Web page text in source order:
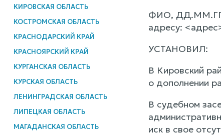
КИРОВСКАЯ ОБЛАСТЬ
КОСТРОМСКАЯ ОБЛАСТЬ
КРАСНОДАРСКИЙ КРАЙ
КРАСНОЯРСКИЙ КРАЙ
КУРГАНСКАЯ ОБЛАСТЬ
КУРСКАЯ ОБЛАСТЬ
ЛЕНИНГРАДСКАЯ ОБЛАСТЬ
ЛИПЕЦКАЯ ОБЛАСТЬ
МАГАДАНСКАЯ ОБЛАСТЬ
ФИО,
адресу:
УСТАНОВИЛ:
В Кировский
о дополнении
В судебном
иск в свое